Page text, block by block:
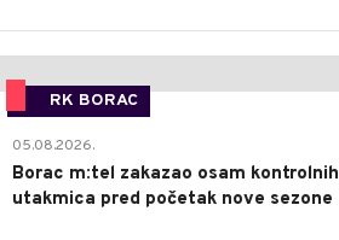
RK BORAC
05.08.2026.
Borac m:tel zakazao osam kontrolnih
utakmica pred početak nove sezone